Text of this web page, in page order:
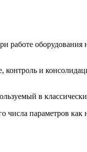
работе
и
в
параметров как